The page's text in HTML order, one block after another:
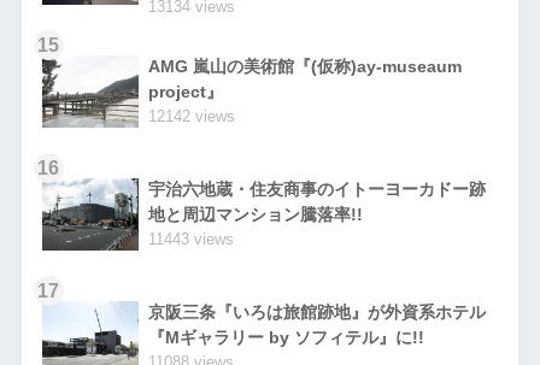
13134 views
15
AMG 嵐山の美術館『(仮称)ay-museaum
project』
12142 views
16
宇治六地蔵・住友商事のイトーヨーカドー跡
地と周辺マンション騰落率!!
11443 views
17
京阪三条『いろは旅館跡地』が外資系ホテル
『Mギャラリー by ソフィテル』に!!